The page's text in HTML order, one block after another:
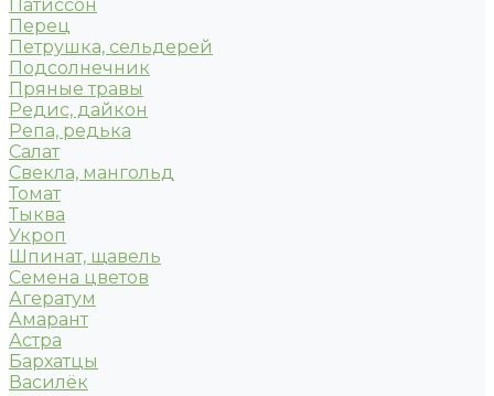
Патиссон
Перец
Петрушка, сельдерей
Подсолнечник
Пряные травы
Редис, дайкон
Репа, редька
Салат
Свекла, мангольд
Томат
Тыква
Укроп
Шпинат, щавель
Семена цветов
Агератум
Амарант
Астра
Бархатцы
Василёк